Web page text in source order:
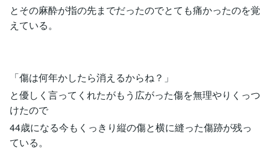
とその麻酔が指の先までだったのでとても痛かったのを覚
えている。
「傷は何年かしたら消えるからね？」
と優しく言ってくれたがもう広がった傷を無理やりくっつ
けたので
44歳になる今もくっきり縦の傷と横に縫った傷跡が残っ
ている。